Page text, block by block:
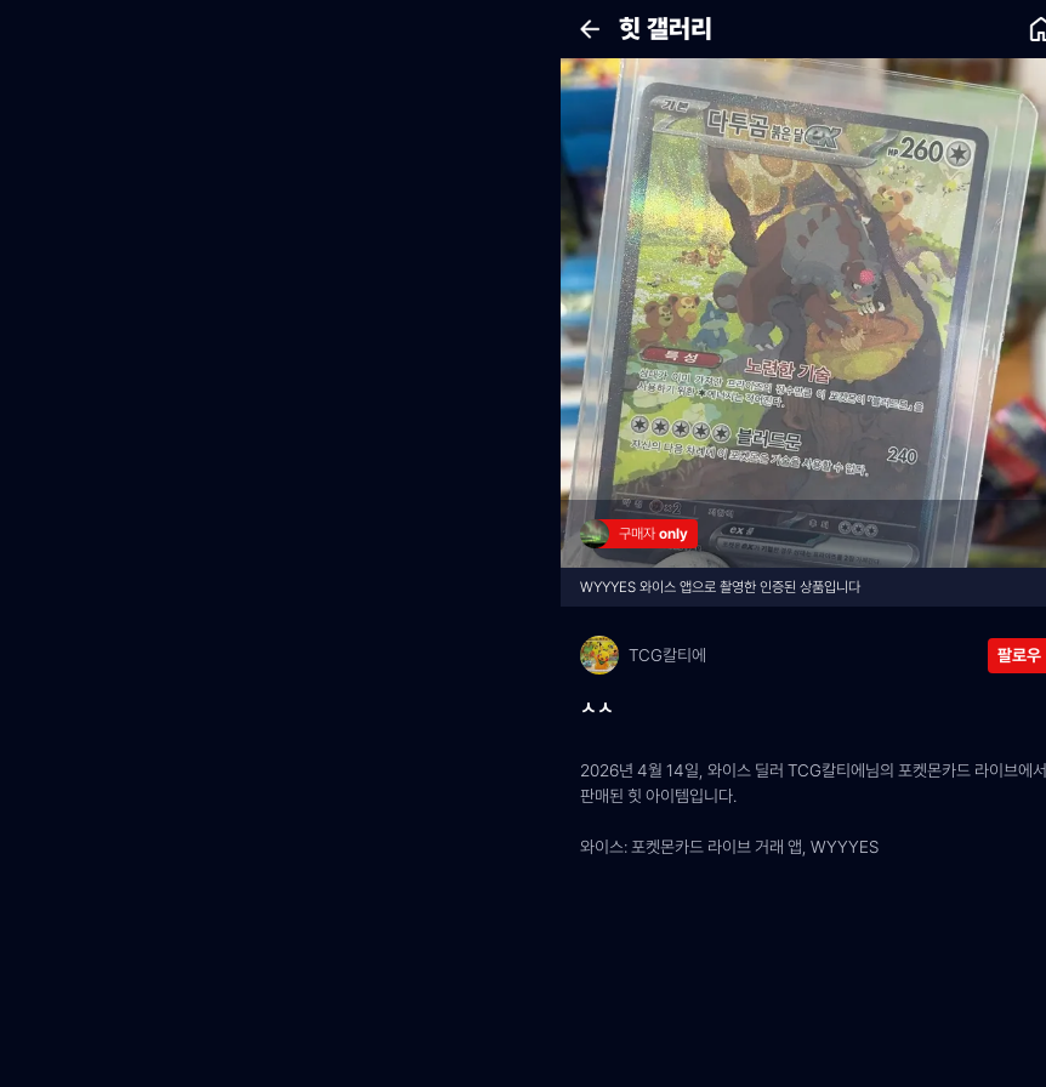
힛 갤러리
구매자 only
WYYYES 와이스 앱으로 촬영한 인증된 상품입니다
TCG칼티에 팔로우
ㅅㅅ
2026년 4월 14일, 와이스 딜러 TCG칼티에님의 포켓몬카드 라이브에서
판매된 힛 아이템입니다.
와이스: 포켓몬카드 라이브 거래 앱, WYYYES